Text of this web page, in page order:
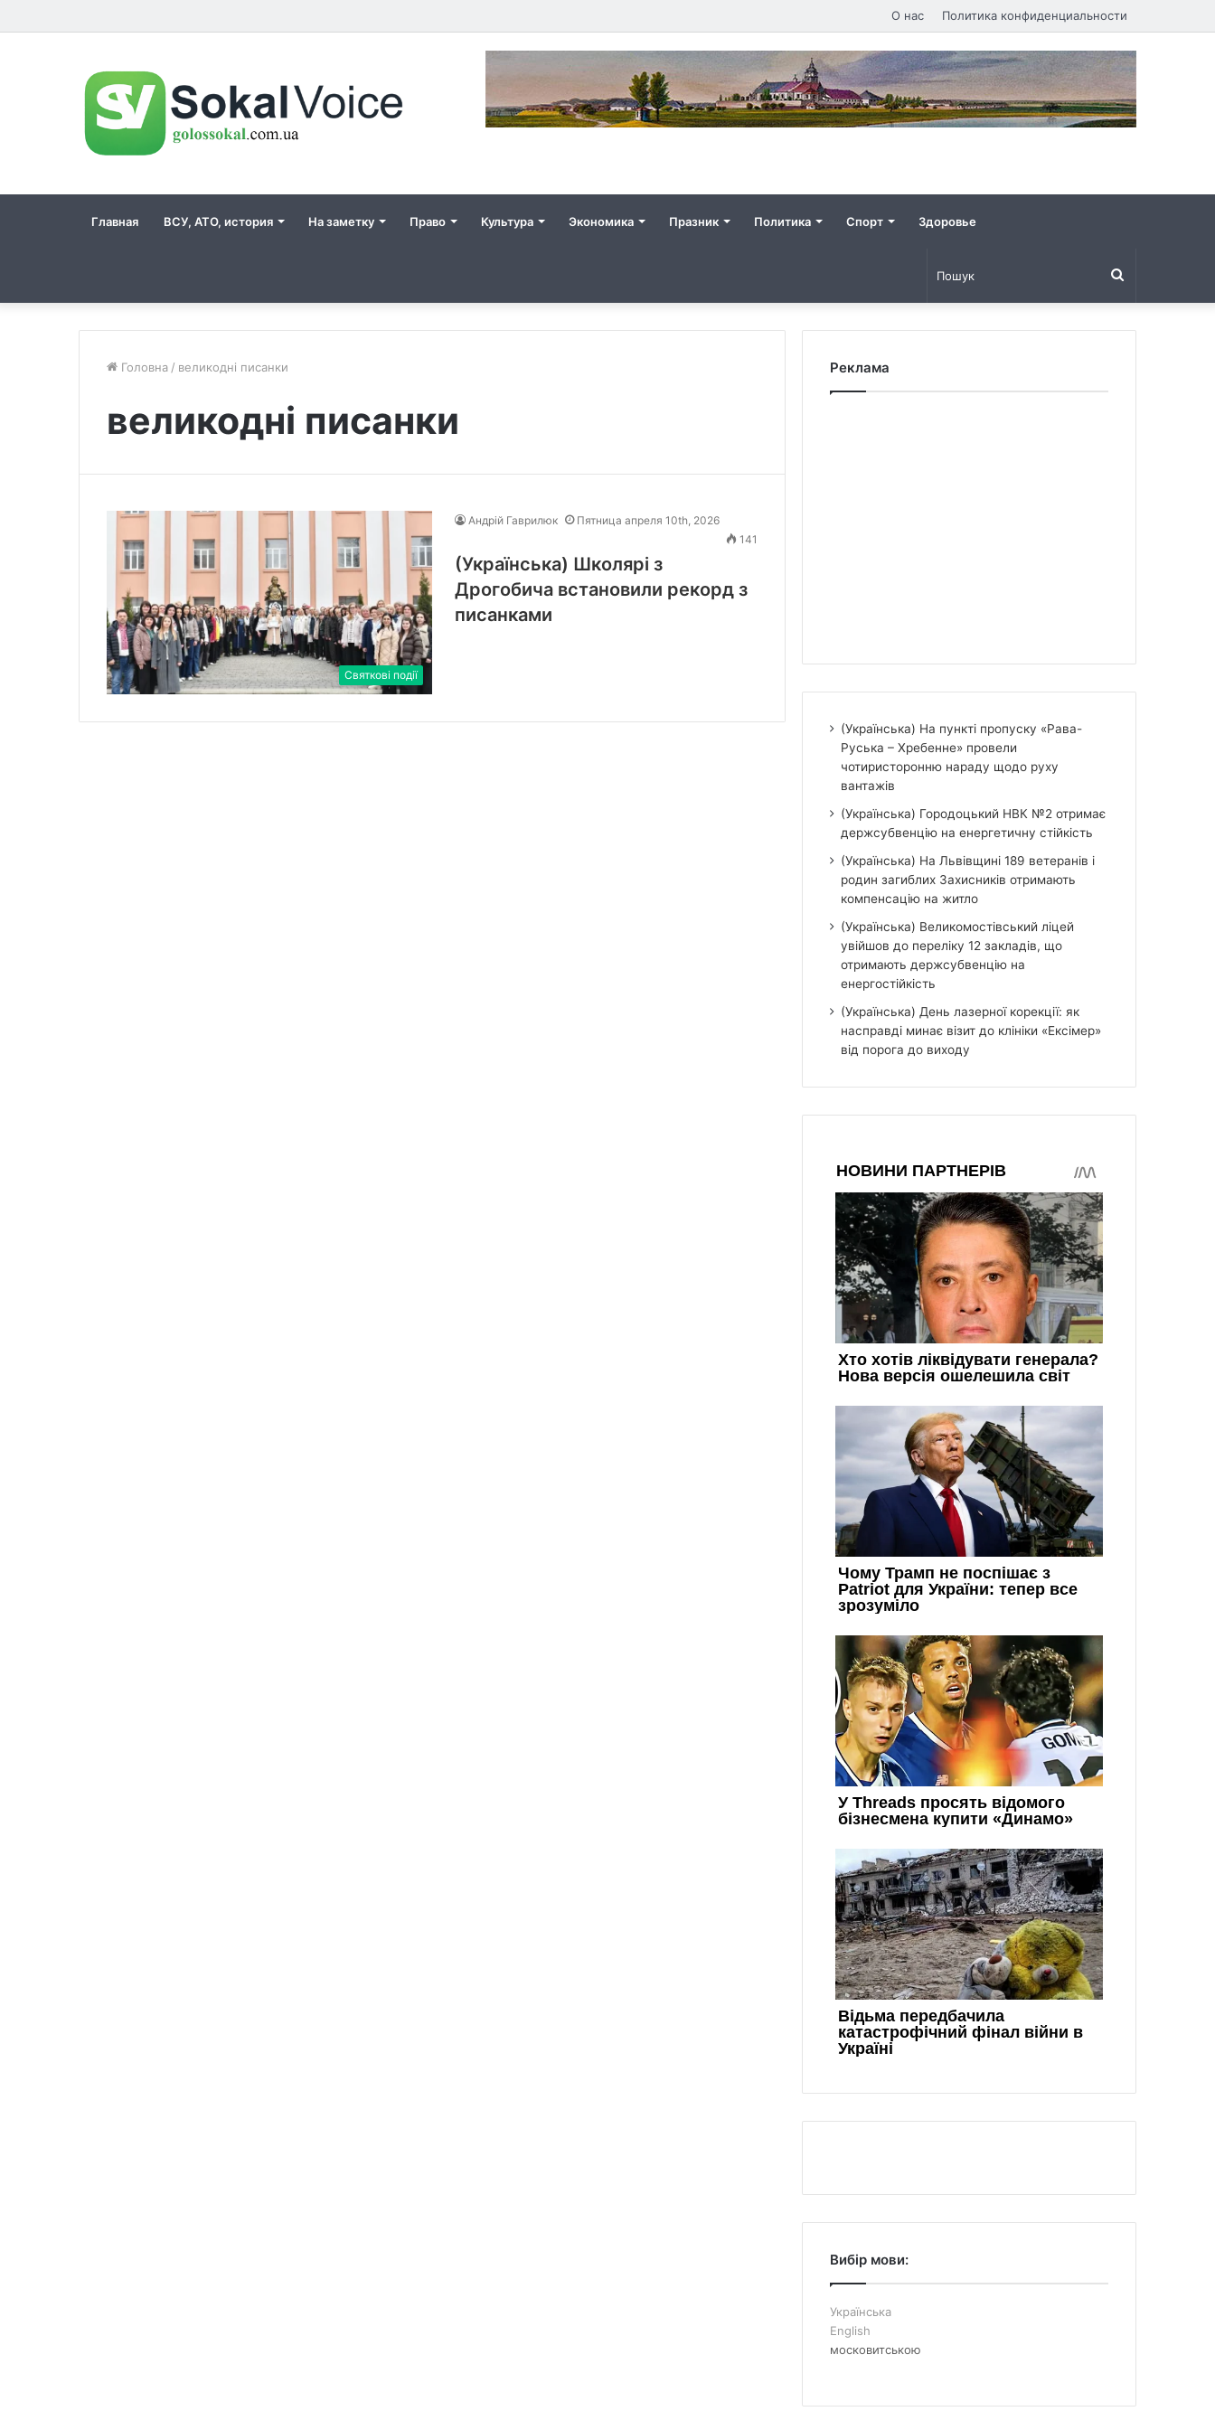
О нас Политика конфиденциальности
Главная ВСУ, АТО, история На заметку Право Культура Экономика Празник Политика Спорт Здоровье
Головна / великодні писанки
великодні писанки
Святкові події
Андрій Гаврилюк
Пятница апреля 10th, 2026
141
(Українська) Школярі з
Дрогобича встановили рекорд з
писанками
Реклама
(Українська) На пункті пропуску «Рава-
Руська – Хребенне» провели
чотиристоронню нараду щодо руху
вантажів
(Українська) Городоцький НВК №2 отримає
держсубвенцію на енергетичну стійкість
(Українська) На Львівщині 189 ветеранів і
родин загиблих Захисників отримають
компенсацію на житло
(Українська) Великомостівський ліцей
увійшов до переліку 12 закладів, що
отримають держсубвенцію на
енергостійкість
(Українська) День лазерної корекції: як
насправді минає візит до клініки «Ексімер»
від порога до виходу
Вибір мови:
Українська
English
московитською